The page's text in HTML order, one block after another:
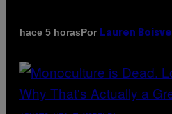
hace 5 horasPor Lauren